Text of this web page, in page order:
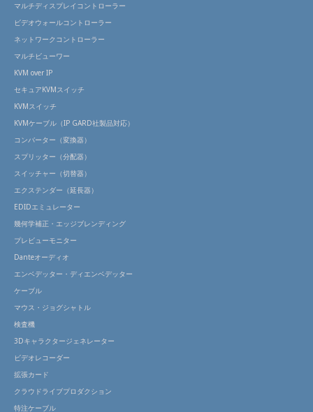
マルチディスプレイコントローラー
ビデオウォールコントローラー
ネットワークコントローラー
マルチビューワー
KVM over IP
セキュアKVMスイッチ
KVMスイッチ
KVMケーブル（IP GARD社製品対応）
コンバーター（変換器）
スプリッター（分配器）
スイッチャー（切替器）
エクステンダー（延長器）
EDIDエミュレーター
幾何学補正・エッジブレンディング
プレビューモニター
Danteオーディオ
エンベデッター・ディエンベデッター
ケーブル
マウス・ジョグシャトル
検査機
3Dキャラクタージェネレーター
ビデオレコーダー
拡張カード
クラウドライブプロダクション
特注ケーブル